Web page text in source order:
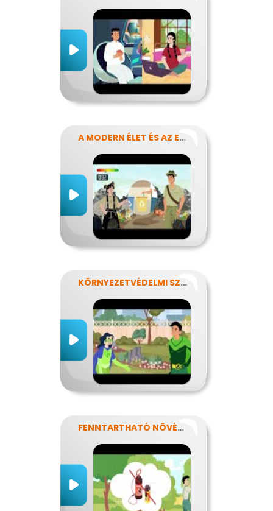
A MODERN ÉLET ÉS AZ ENERGIA
KÖRNYEZETVÉDELMI SZUPERHŐSÖK
FENNTARTHATÓ NÖVÉNYVÉDELEM